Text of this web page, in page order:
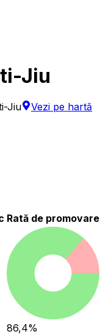
Jiu
Jiu
Vezi pe hartă
Rată de promovare
86,4%